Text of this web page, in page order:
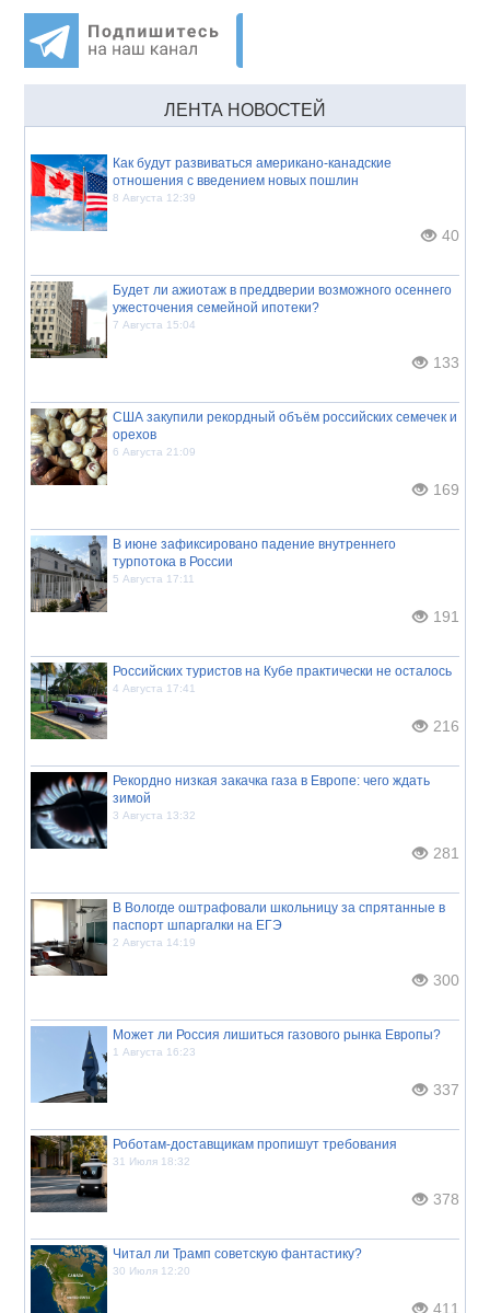
ЛЕНТА НОВОСТЕЙ
Как будут развиваться американо-канадские
отношения с введением новых пошлин
8 Августа 12:39
40
Будет ли ажиотаж в преддверии возможного осеннего
ужесточения семейной ипотеки?
7 Августа 15:04
133
США закупили рекордный объём российских семечек и
орехов
6 Августа 21:09
169
В июне зафиксировано падение внутреннего
турпотока в России
5 Августа 17:11
191
Российских туристов на Кубе практически не осталось
4 Августа 17:41
216
Рекордно низкая закачка газа в Европе: чего ждать
зимой
3 Августа 13:32
281
В Вологде оштрафовали школьницу за спрятанные в
паспорт шпаргалки на ЕГЭ
2 Августа 14:19
300
Может ли Россия лишиться газового рынка Европы?
1 Августа 16:23
337
Роботам-доставщикам пропишут требования
31 Июля 18:32
378
Читал ли Трамп советскую фантастику?
30 Июля 12:20
411